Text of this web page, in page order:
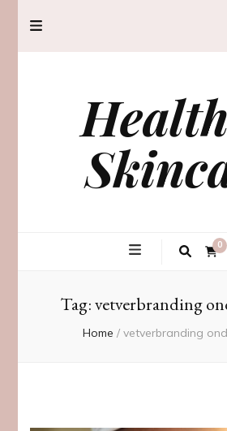
0
Tag:vetverbranding
Home / vetverbranding